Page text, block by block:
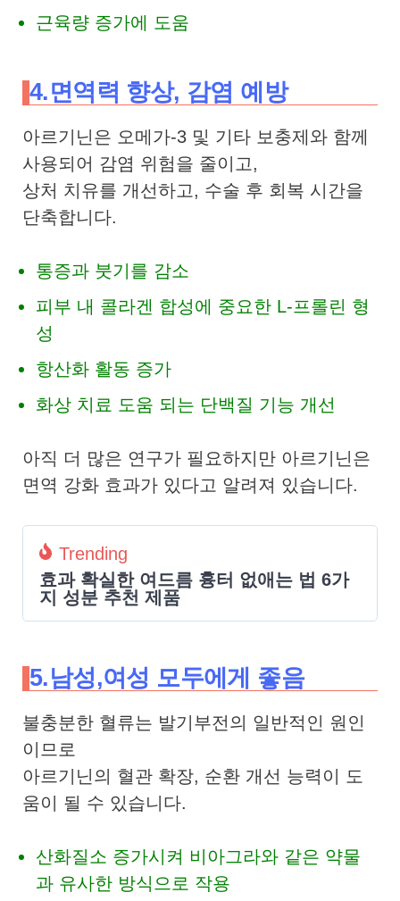
근육량 증가에 도움
4.면역력 향상, 감염 예방
아르기닌은 오메가-3 및 기타 보충제와 함께
사용되어 감염 위험을 줄이고,
상처 치유를 개선하고, 수술 후 회복 시간을
단축합니다.
통증과 붓기를 감소
피부 내 콜라겐 합성에 중요한 L-프롤린 형
성
항산화 활동 증가
화상 치료 도움 되는 단백질 기능 개선
아직 더 많은 연구가 필요하지만 아르기닌은
면역 강화 효과가 있다고 알려져 있습니다.
Trending
효과 확실한 여드름 흉터 없애는 법 6가
지 성분 추천 제품
5.남성,여성 모두에게 좋음
불충분한 혈류는 발기부전의 일반적인 원인
이므로
아르기닌의 혈관 확장, 순환 개선 능력이 도
움이 될 수 있습니다.
산화질소 증가시켜 비아그라와 같은 약물
과 유사한 방식으로 작용